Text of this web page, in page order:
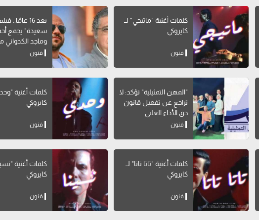
كلمات أغنية "ماتيجي" لــ
كايروكي
فنون
بعد 16
سعيدة" يجمع
وماجد الكدواني
فنون
"المهن التمثيلية" تؤكد: لا
تراجع عن تفعيل قانون
حق الأداء العلني
فنون
كلمات أغنية
كايروكي
فنون
كلمات أغنية "تاتا تاتا" لــ
كايروكي
فنون
كايروكي
فنون